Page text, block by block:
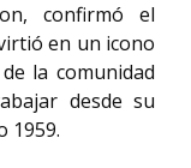
confirmó el
en un icono
la comunidad
desde su
1959.